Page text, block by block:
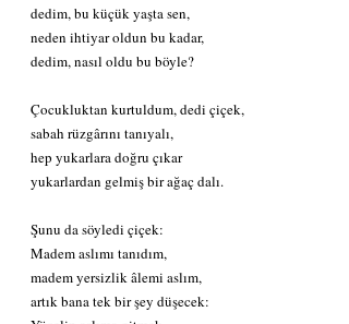
dedim, bu küçük yaşta sen,
neden ihtiyar oldun bu kadar,
dedim, nasıl oldu bu böyle?
Çocukluktan kurtuldum, dedi çiçek,
sabah rüzgârını tanıyalı,
hep yukarlara doğru çıkar
yukarlardan gelmiş bir ağaç dalı.
Şunu da söyledi çiçek:
Madem aslımı tanıdım,
madem yersizlik âlemi aslım,
artık bana tek bir şey düşecek: